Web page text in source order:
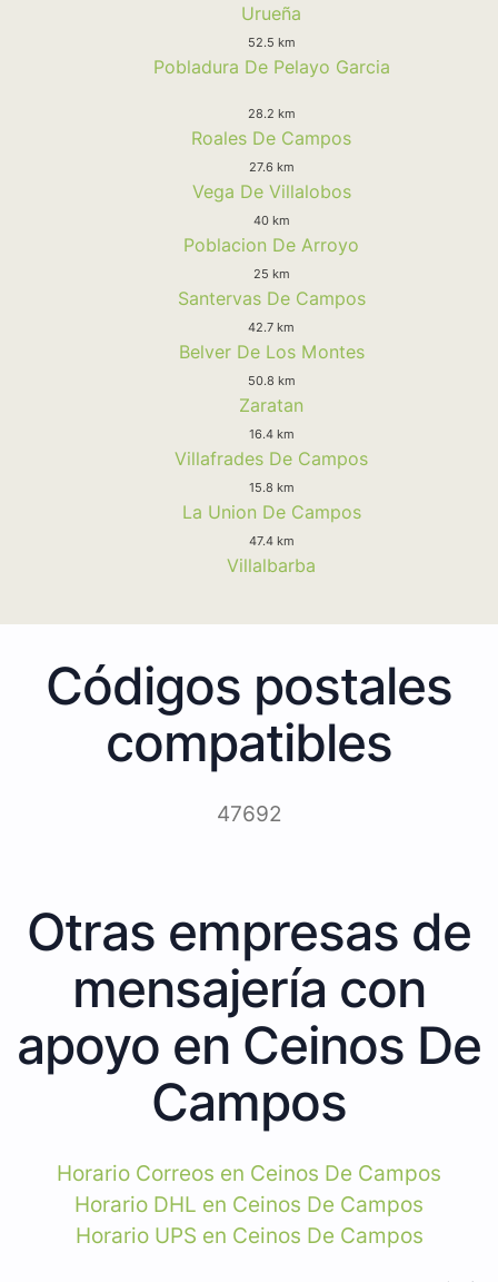
Urueña
52.5 km
Pobladura De Pelayo Garcia
28.2 km
Roales De Campos
27.6 km
Vega De Villalobos
40 km
Poblacion De Arroyo
25 km
Santervas De Campos
42.7 km
Belver De Los Montes
50.8 km
Zaratan
16.4 km
Villafrades De Campos
15.8 km
La Union De Campos
47.4 km
Villalbarba
Códigos postales
compatibles
47692
Otras empresas de
mensajería con
apoyo en Ceinos De
Campos
Horario Correos en Ceinos De Campos
Horario DHL en Ceinos De Campos
Horario UPS en Ceinos De Campos